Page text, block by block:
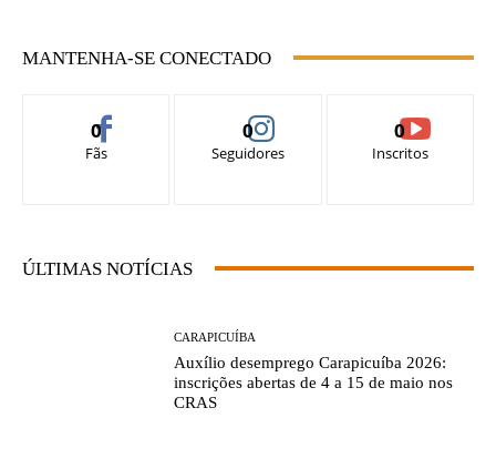
MANTENHA-SE CONECTADO
0
Fãs
0
Seguidores
0
Inscritos
ÚLTIMAS NOTÍCIAS
CARAPICUÍBA
Auxílio desemprego Carapicuíba 2026:
inscrições abertas de 4 a 15 de maio nos
CRAS